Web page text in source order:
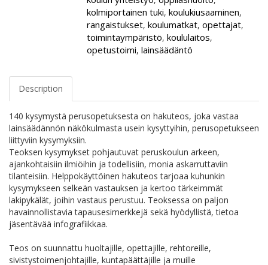
kolmiportainen tuki, koulukiusaaminen,
rangaistukset, koulumatkat, opettajat,
toimintaympäristö, koululaitos,
opetustoimi, lainsäädäntö
Description
140 kysymystä perusopetuksesta on hakuteos, joka vastaa
lainsäädännön näkökulmasta usein kysyttyihin, perusopetukseen
liittyviin kysymyksiin.
Teoksen kysymykset pohjautuvat peruskoulun arkeen,
ajankohtaisiin ilmiöihin ja todellisiin, monia askarruttaviin
tilanteisiin. Helppokäyttöinen hakuteos tarjoaa kuhunkin
kysymykseen selkeän vastauksen ja kertoo tärkeimmät
lakipykälät, joihin vastaus perustuu. Teoksessa on paljon
havainnollistavia tapausesimerkkejä sekä hyödyllistä, tietoa
jäsentävää infografiikkaa.
Teos on suunnattu huoltajille, opettajille, rehtoreille,
sivistystoimenjohtajille, kuntapäättäjille ja muille